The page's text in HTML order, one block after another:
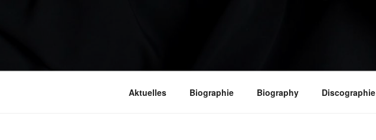
Aktuelles Biographie Biography Discographie